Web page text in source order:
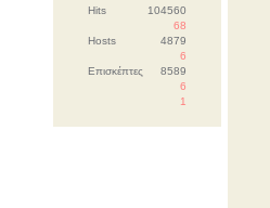
Hits
104560
68
Hosts
4879
6
Επισκέπτες
8589
6
1